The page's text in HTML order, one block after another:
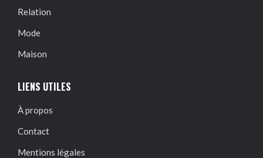
Relation
Mode
Maison
LIENS UTILES
À propos
Contact
Mentions légales